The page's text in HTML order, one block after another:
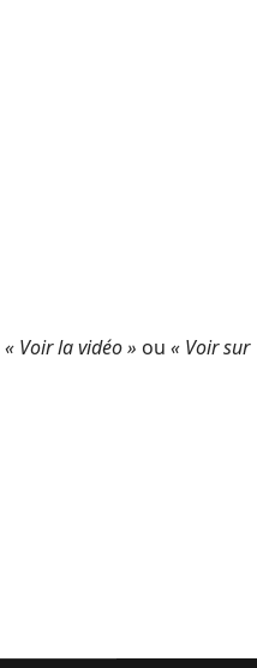
« Voir la vidéo » ou « Voir sur